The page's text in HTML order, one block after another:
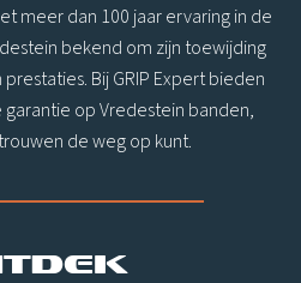
meer dan 100 jaar ervaring in de
bekend om zijn toewijding
Bij GRIP Expert bieden
op Vredestein banden,
de weg op kunt.